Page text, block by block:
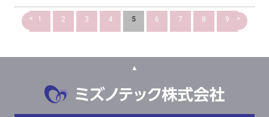
< 1 2 3 4 5 6 7 8 9 >
▲